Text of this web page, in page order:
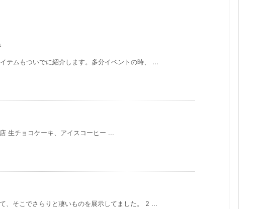
テムもついでに紹介します。多分イベントの時、 ...
生チョコケーキ、アイスコーヒー ...
、そこでさらりと凄いものを展示してました。 2 ...